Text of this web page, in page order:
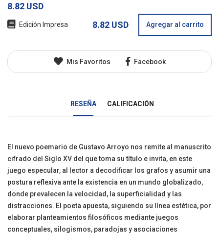
8.82 USD
Edición Impresa 8.82 USD Agregar al carrito
Mis Favoritos Facebook
RESEÑA CALIFICACIÓN
El nuevo poemario de Gustavo Arroyo nos remite al manuscrito
cifrado del Siglo XV del que toma su título e invita, en este
juego especular, al lector a decodificar los grafos y asumir una
postura reflexiva ante la existencia en un mundo globalizado,
donde prevalecen la velocidad, la superficialidad y las
distracciones. El poeta apuesta, siguiendo su línea estética, por
elaborar planteamientos filosóficos mediante juegos
conceptuales, silogismos, paradojas y asociaciones